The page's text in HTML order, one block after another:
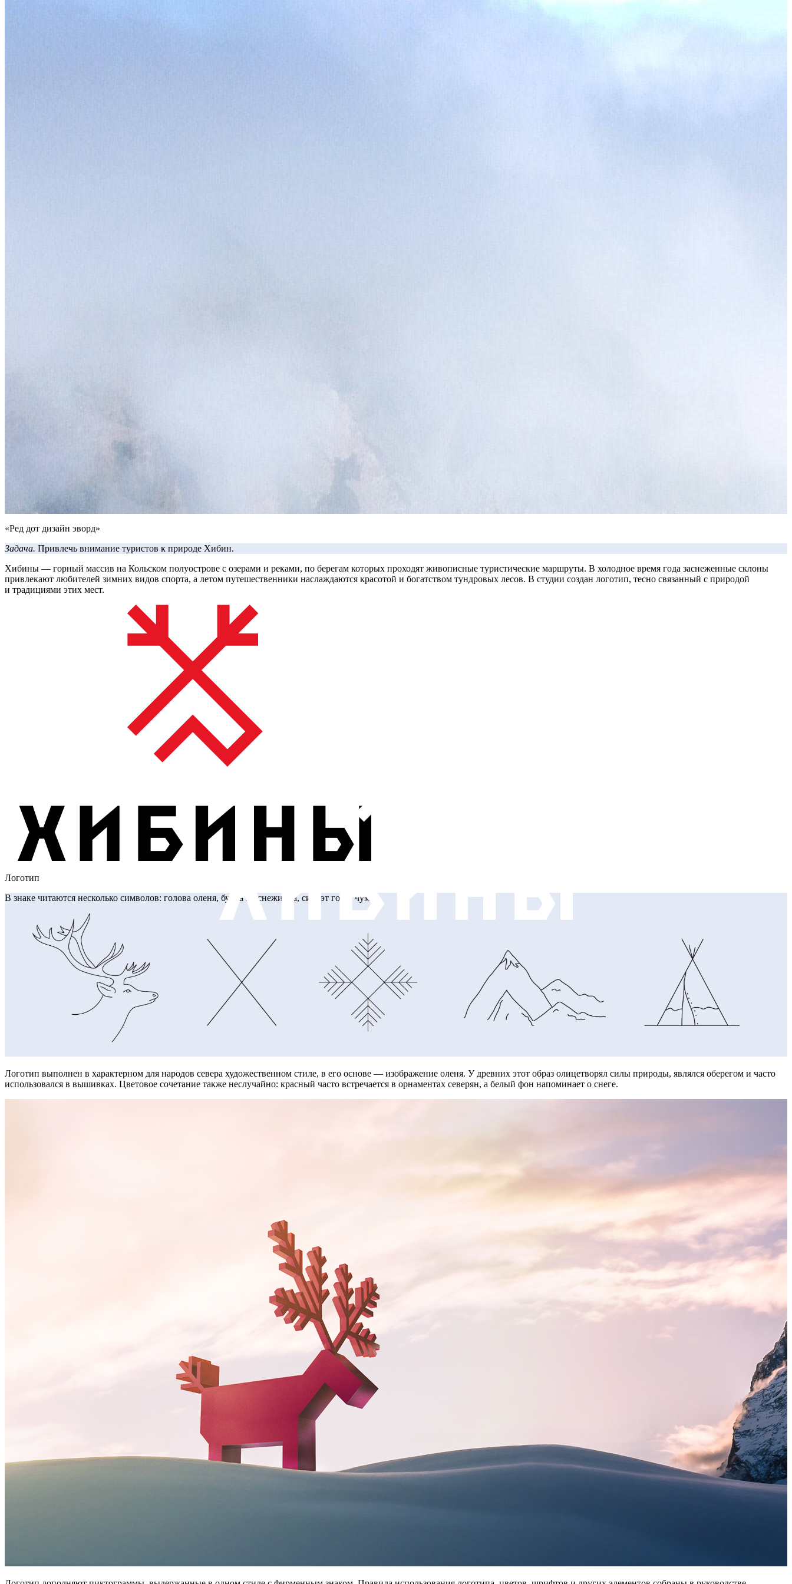
«Ред дот дизайн эворд»
Задача. Привлечь внимание туристов к природе Хибин.
Хибины — горный массив на Кольском полуострове с озерами и реками, по берегам которых проходят живописные туристические маршруты. В холодное время года заснеженные склоны
привлекают любителей зимних видов спорта, а летом путешественники наслаждаются красотой и богатством тундровых лесов. В студии создан логотип, тесно связанный с природой
и традициями этих мест.
Логотип
В знаке читаются несколько символов: голова оленя, буква Х, снежинка, силуэт гор и чум.
Логотип выполнен в характерном для народов севера художественном стиле, в его основе — изображение оленя. У древних этот образ олицетворял силы природы, являлся оберегом и часто
использовался в вышивках. Цветовое сочетание также неслучайно: красный часто встречается в орнаментах северян, а белый фон напоминает о снеге.